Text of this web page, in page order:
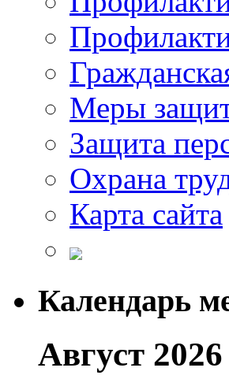
Меры
Защита
Охрана
Карта сайта
Календарь
Август 2026